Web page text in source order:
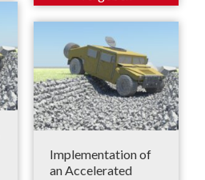
Implementation of
an Accelerated